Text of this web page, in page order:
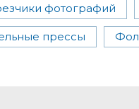
фотографий
прессы